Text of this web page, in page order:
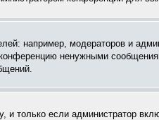
например, модераторов и
ненужными
и только если администратор